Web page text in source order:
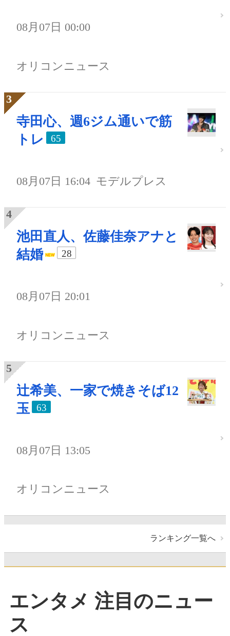
08月07日 00:00
オリコンニュース
寺田心、週6ジム通いで筋
トレ
65
08月07日 16:04 モデルプレス
池田直人、佐藤佳奈アナと
結婚
28
08月07日 20:01
オリコンニュース
辻希美、一家で焼きそば12
玉
63
08月07日 13:05
オリコンニュース
ランキング一覧へ
エンタメ 注目のニュー
ス